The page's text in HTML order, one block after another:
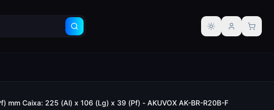
Alternar tema
Caixa: 225 (Al) x 106 (Lg) x 39 (Pf) - AKUVOX AK-BR-R20B-F